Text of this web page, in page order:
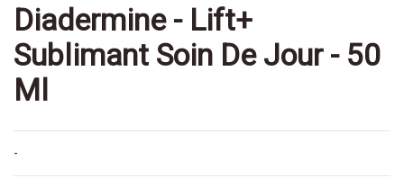
Diadermine - Lift+
Sublimant Soin De Jour - 50
Ml
-